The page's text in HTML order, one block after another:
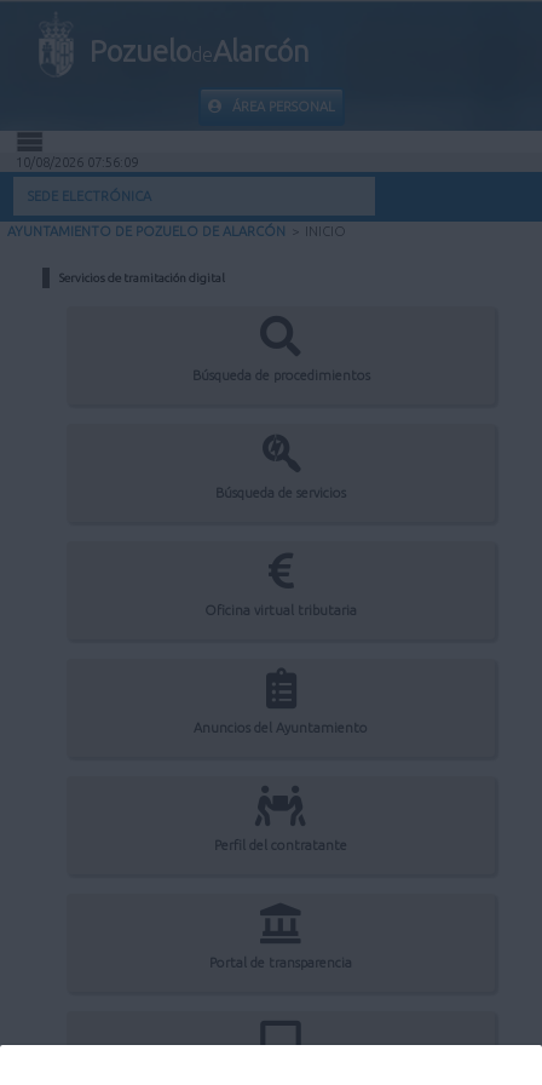
PozuelodeAlarcón
ÁREA PERSONAL
INICIO
INFORMACIÓN MUNICIPAL
10/08/2026 07:56:09
SEDE ELECTRÓNICA
AYUNTAMIENTO DE POZUELO DE ALARCÓN > INICIO
Servicios de tramitación digital
Búsqueda de procedimientos
Búsqueda de servicios
Oficina virtual tributaria
Anuncios del Ayuntamiento
Perfil del contratante
Portal de transparencia